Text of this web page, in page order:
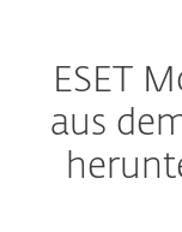
ESET
aus